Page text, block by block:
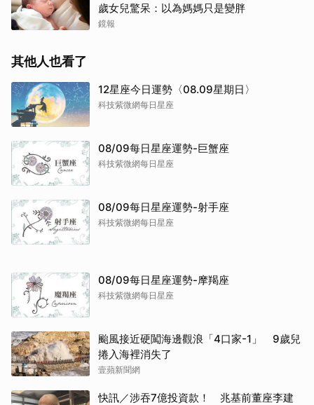
歲女兒驚呆：以為媽媽只是變胖
鏡報
其他人也看了
12星座今日運勢〈08.09星期日〉
科技紫微網每日星座
08/09每日星座運勢-巨蟹座
科技紫微網每日星座
08/09每日星座運勢-射手座
科技紫微網每日星座
08/09每日星座運勢-摩羯座
科技紫微網每日星座
颱風接近硬闖海邊觀浪「4口家-1」 9歲兒
捲入海裡消失了
壹蘋新聞網
快訊／涉吞7億投資款！ 兆基前董座李建